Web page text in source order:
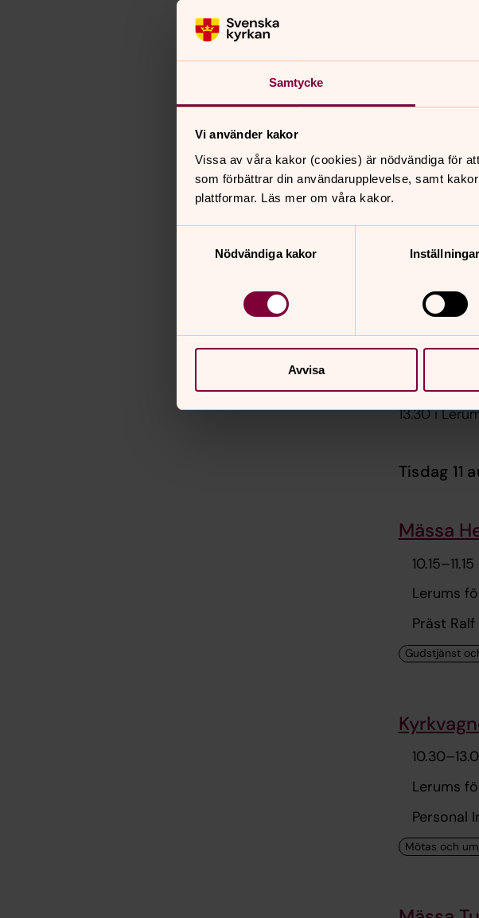
Samtycke
Vi använder kakor
Vissa av våra kakor (cookies) är nödvändiga för
som förbättrar din användarupplevelse, samt
plattformar. Läs mer om våra kakor.
Nödvändiga kakor
Inställningar
Avvisa
Präst
måndag
Stora
Personal
13.30 i
tisdag 11
Mässa
10.15–11.15
Lerums
Präst
10.30–
Lerums
Personal